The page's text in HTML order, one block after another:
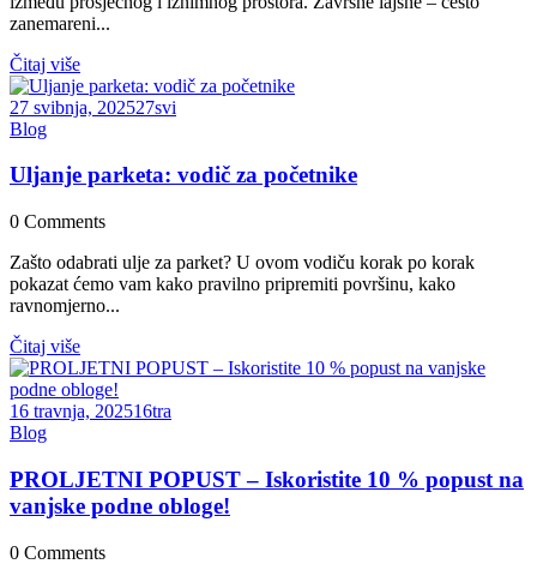
zanemareni...
Čitaj više
27 svibnja, 202527svi
Blog
Uljanje parketa: vodič za početnike
0 Comments
Zašto odabrati ulje za parket? U ovom vodiču korak po korak
pokazat ćemo vam kako pravilno pripremiti površinu, kako
ravnomjerno...
Čitaj više
16 travnja, 202516tra
Blog
PROLJETNI POPUST – Iskoristite 10 % popust na
vanjske podne obloge!
0 Comments